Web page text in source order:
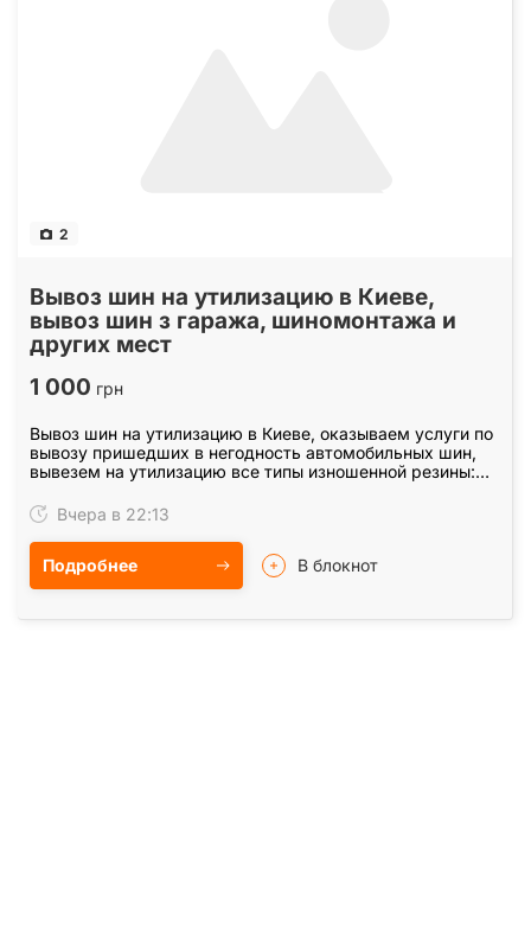
2
Вывоз шин на утилизацию в Киеве,
вывоз шин з гаража, шиномонтажа и
других мест
1 000 грн
Вывоз шин на утилизацию в Киеве, оказываем услуги по
вывозу пришедших в негодность автомобильных шин,
вывезем на утилизацию все типы изношенной резины:
Вчера в 22:13
Подробнее В блокнот